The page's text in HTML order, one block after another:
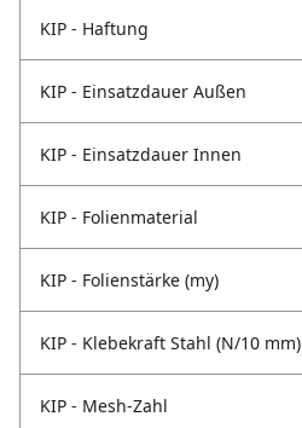
KIP - Haftung
KIP - Einsatzdauer Außen
KIP - Einsatzdauer Innen
KIP - Folienmaterial
KIP - Folienstärke (my)
KIP - Klebekraft Stahl (N/10 mm)
KIP - Mesh-Zahl